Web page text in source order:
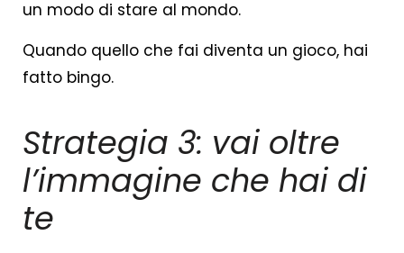
un modo di stare al mondo.
Quando quello che fai diventa un gioco, hai
fatto bingo.
Strategia 3: vai oltre
l’immagine che hai di
te